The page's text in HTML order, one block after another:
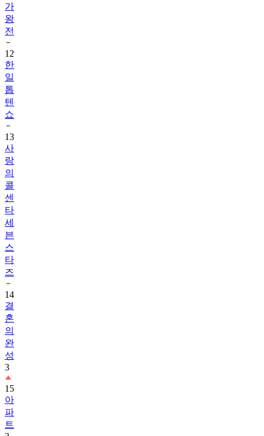
가
왕
전
12
한
일
톱
텐
쇼
13
사
랑
의
콜
센
타
세
븐
스
타
즈
14
결
혼
의
완
성
3
15
아
파
트